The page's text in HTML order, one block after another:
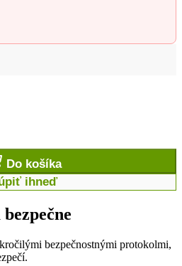
Do košíka
ihneď
bezpečnostnými protokolmi,